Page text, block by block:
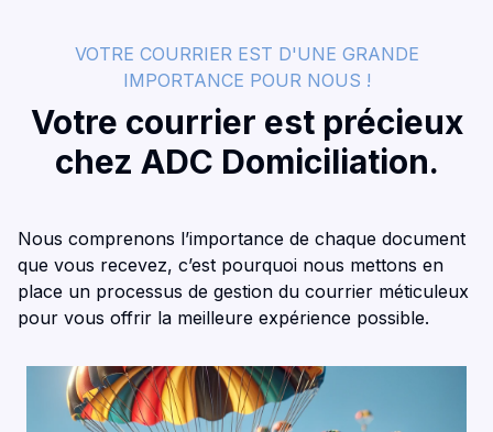
VOTRE COURRIER EST D'UNE GRANDE
IMPORTANCE POUR NOUS !
Votre courrier est précieux
chez ADC Domiciliation.
Nous comprenons l’importance de chaque document
que vous recevez, c’est pourquoi nous mettons en
place un processus de gestion du courrier méticuleux
pour vous offrir la meilleure expérience possible.